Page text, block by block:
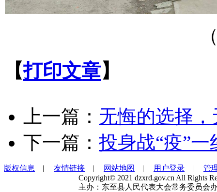
【打印文章】
上一篇： 无悔的选择
下一篇： 投身战“疫”
版权信息 | 友情链接 | 网站地图 | 用户登录 | 管
Copyright© 2021 dzxrd.gov.cn All Rights
主办：东至县人民代表大会常务委员会